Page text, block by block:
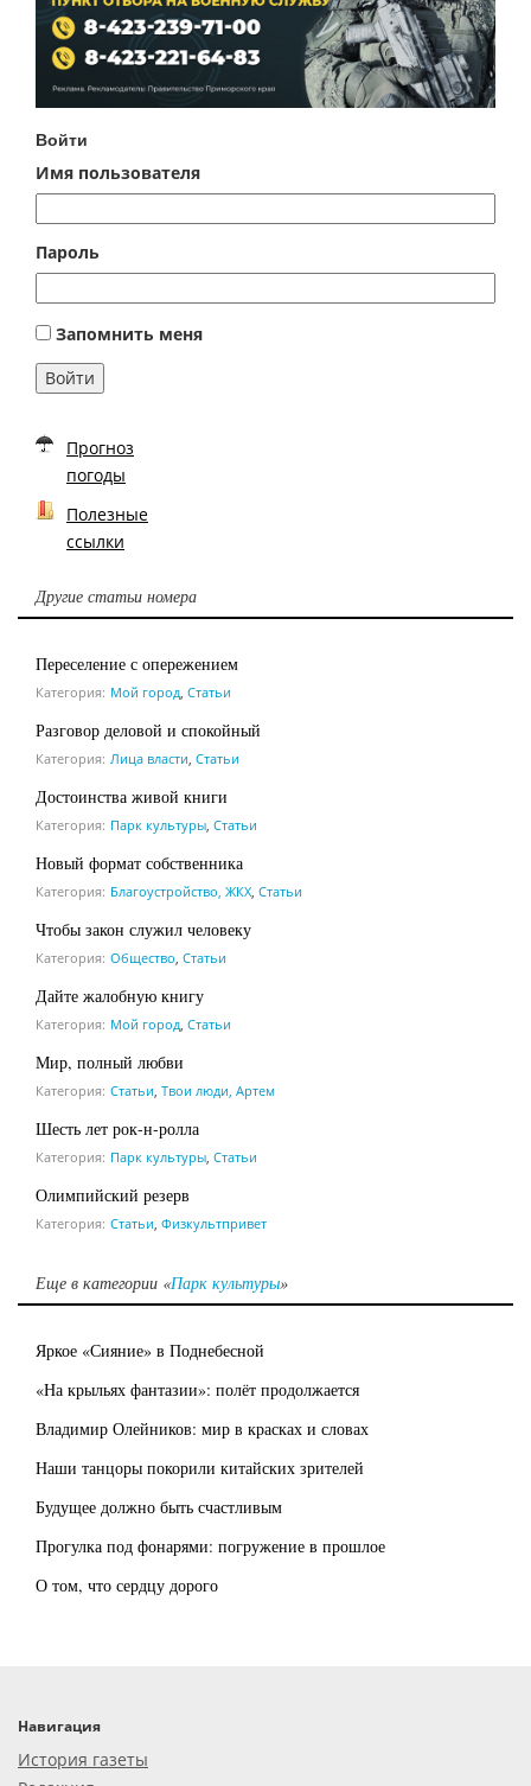
Войти
Имя пользователя
Пароль
Запомнить меня
Войти
Прогноз
погоды
Полезные
ссылки
Другие статьи номера
Переселение с опережением
Категория: Мой город Статьи
Разговор деловой и спокойный
Категория: Лица власти Статьи
Достоинства живой книги
Категория: Парк культуры Статьи
Новый формат собственника
Категория: Благоустройство, ЖКХ Статьи
Чтобы закон служил человеку
Категория: Общество Статьи
Дайте жалобную книгу
Категория: Мой город Статьи
Мир, полный любви
Категория: Статьи Твои люди, Артем
Шесть лет рок-н-ролла
Категория: Парк культуры Статьи
Олимпийский резерв
Категория: Статьи Физкультпривет
Еще в категории «Парк культуры»
Яркое «Сияние» в Поднебесной
«На крыльях фантазии»: полёт продолжается
Владимир Олейников: мир в красках и словах
Наши танцоры покорили китайских зрителей
Будущее должно быть счастливым
Прогулка под фонарями: погружение в прошлое
О том, что сердцу дорого
Навигация
История газеты